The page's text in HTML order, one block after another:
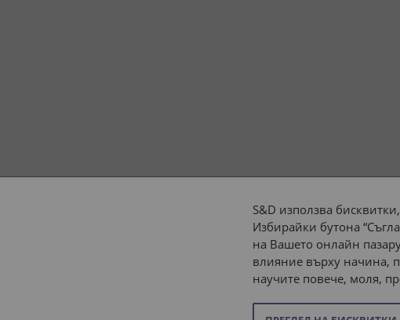
S&D използва
Избирайки бутона
на Вашето онлайн
влияние върху начина,
научите повече, моля,